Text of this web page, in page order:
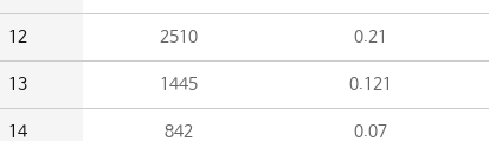
12 2510 0.21
13 1445 0.121
14 842 0.07